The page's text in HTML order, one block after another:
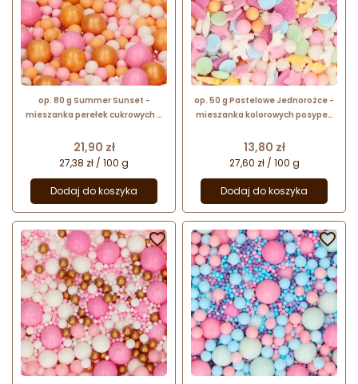
op. 80 g Summer Sunset -
mieszanka perełek cukrowych w
dekoracyjna - Fun Cakes
Cena
21,90 zł
27,38 zł / 100 g
Dodaj do koszyka
op. 50 g Pastelowe Jednorożce -
mieszanka kolorowych posypek
Unicorn - Fun Cakes
Cena
13,80 zł
27,60 zł / 100 g
Dodaj do koszyka
 